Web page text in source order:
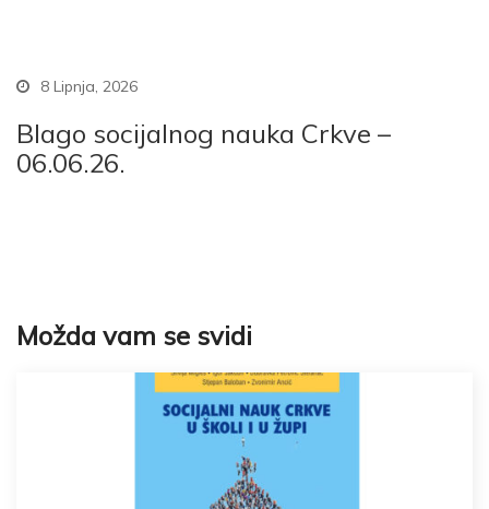
8 Lipnja, 2026
Blago socijalnog nauka Crkve –
06.06.26.
Možda vam se svidi